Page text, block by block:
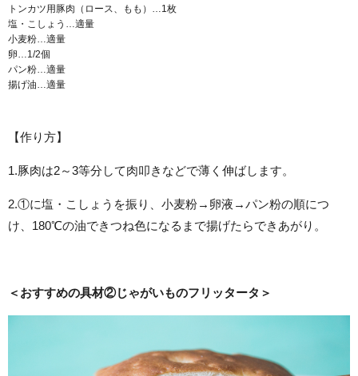
トンカツ用豚肉（ロース、もも）…1枚
塩・こしょう…適量
小麦粉…適量
卵…1/2個
パン粉…適量
揚げ油…適量
【作り方】
1.豚肉は2～3等分して肉叩きなどで薄く伸ばします。
2.①に塩・こしょうを振り、小麦粉→卵液→パン粉の順につ
け、180℃の油できつね色になるまで揚げたらできあがり。
＜おすすめの具材②じゃがいものフリッタータ＞